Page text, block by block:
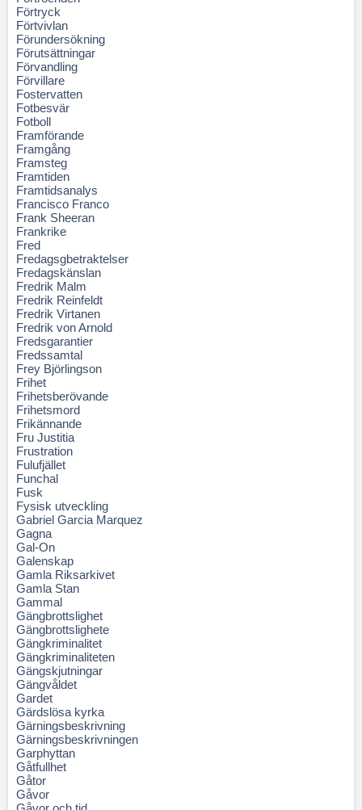
Förtryck
Förtvivlan
Förundersökning
Förutsättningar
Förvandling
Förvillare
Fostervatten
Fotbesvär
Fotboll
Framförande
Framgång
Framsteg
Framtiden
Framtidsanalys
Francisco Franco
Frank Sheeran
Frankrike
Fred
Fredagsgbetraktelser
Fredagskänslan
Fredrik Malm
Fredrik Reinfeldt
Fredrik Virtanen
Fredrik von Arnold
Fredsgarantier
Fredssamtal
Frey Björlingson
Frihet
Frihetsberövande
Frihetsmord
Frikännande
Fru Justitia
Frustration
Fulufjället
Funchal
Fusk
Fysisk utveckling
Gabriel Garcia Marquez
Gagna
Gal-On
Galenskap
Gamla Riksarkivet
Gamla Stan
Gammal
Gängbrottslighet
Gängbrottslighete
Gängkriminalitet
Gängkriminaliteten
Gängskjutningar
Gängvåldet
Gardet
Gärdslösa kyrka
Gärningsbeskrivning
Gärningsbeskrivningen
Garphyttan
Gåtfullhet
Gåtor
Gåvor